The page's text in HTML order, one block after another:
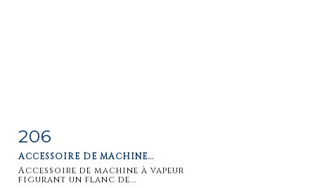
Fiche
206
ACCESSOIRE DE MACHINE...
Accessoire de machine à vapeur
figurant un flanc de...